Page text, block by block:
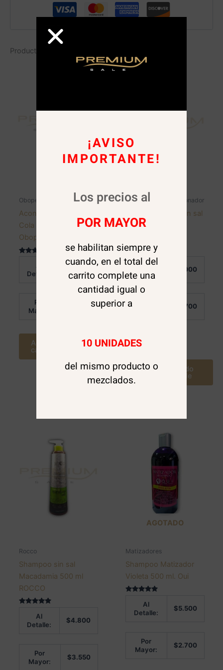
Productos relacionados
Obopekal
Acondicionador sin sal
Cola Caballo 500 ml.
Obopekal
de 5
Al
Detalle:
Por
Mayor:
Agregar al
carrito
Shampoo y Acondicionador
Acondicionador sin sal
Argan Oil 800 ml
Valorado
en
de
Al
Detalle:
7.000
5.700
Leer más
Avísame cuando
este disponible
Rocco
Shampoo sin sal
Macadamia 500 ml
ROCCO
de 5
Al
Detalle:
$4.800
Por
Mayor:
$3.550
AGOTADO
Matizadores
Shampoo Matizador
Violeta 500 ml. Oui
de 5
Al
Detalle:
$5.500
Por
Mayor:
$2.700
¡AVISO
IMPORTANTE!
Los precios al
POR MAYOR
se habilitan siempre y
cuando, en el total del
carrito complete una
cantidad igual o
superior a
10 UNIDADES
del mismo producto o
mezclados.